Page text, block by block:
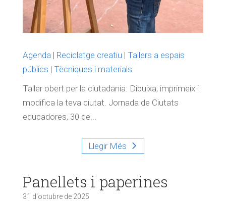
Agenda | Reciclatge creatiu | Tallers a espais
públics | Tècniques i materials
Taller obert per la ciutadania: Dibuixa, imprimeix i
modifica la teva ciutat. Jornada de Ciutats
educadores, 30 de...
Llegir Més
Panellets i paperines
31 d'octubre de 2025